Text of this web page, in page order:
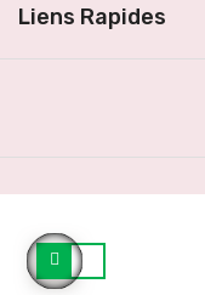
Liens Rapides